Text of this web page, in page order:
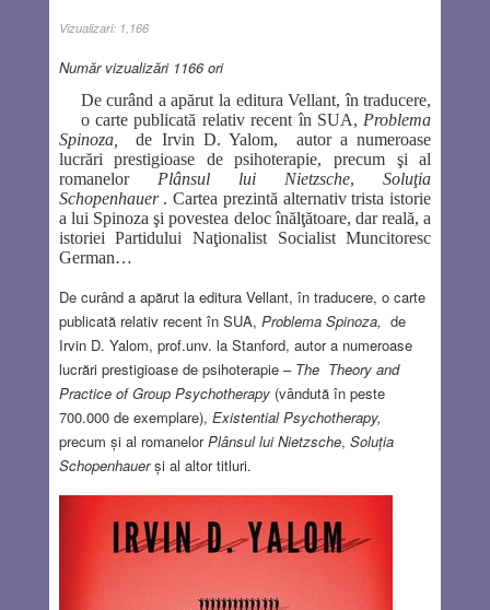
Vizualizari: 1,166
Număr vizualizări 1166 ori
De curând a apărut la editura Vellant, în traducere,
o carte publicată relativ recent în SUA, Problema
Spinoza,
de Irvin D. Yalom, autor a numeroase
lucrări prestigioase de psihoterapie, precum şi al
romanelor Plânsul lui Nietzsche,Soluţia
Schopenhauer. Cartea prezintă alternativ trista istorie
a lui Spinoza şi povestea deloc înălţătoare, dar reală, a
istoriei Partidului Naţionalist Socialist Muncitoresc
German…
De curând a apărut la editura Vellant, în traducere, o carte
publicată relativ recent în SUA, Problema Spinoza, de
Irvin D. Yalom, prof.unv. la Stanford, autor a numeroase
lucrări prestigioase de psihoterapie – The Theory and
Practice of Group Psychotherapy(vândută în peste
700.000 de exemplare), Existential Psychotherapy,
precum şi al romanelorPlânsul lui Nietzsche, Soluţia
Schopenhauerşi al altor titluri.